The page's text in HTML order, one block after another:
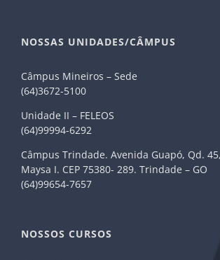
NOSSAS UNIDADES/CÂMPUS
Câmpus Mineiros – Sede
(64)3672-5100
Unidade II – FELEOS
(64)99994-6292
Câmpus Trindade. Avenida Guapó, Qd.
Maysa I. CEP 75380- 289. Trindade – GO
(64)99654-7657
NOSSOS CURSOS